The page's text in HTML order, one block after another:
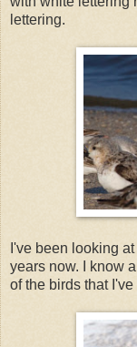
lettering.
I've been looking
years now. I know
of the birds that